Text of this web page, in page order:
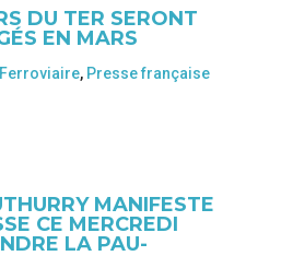
DU TER SERONT
EN MARS
Ferroviaire, Presse française
MANIFESTE
CE MERCREDI
LA PAU-